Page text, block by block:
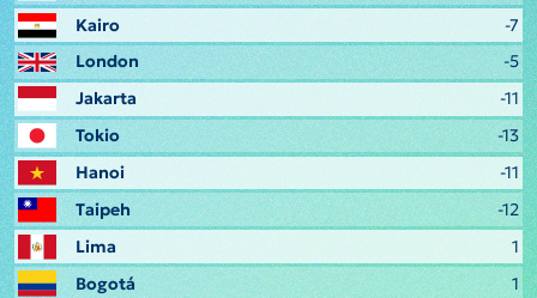
Kairo
-7
London
-5
Jakarta
-11
Tokio
-13
Hanoi
-11
Taipeh
-12
Lima
1
Bogotá
1